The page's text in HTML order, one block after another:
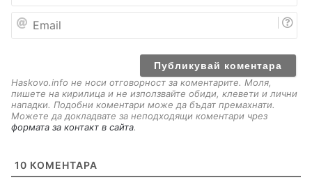
е
a
Haskovo.info не носи отговорност за коментарите. Моля,
пишете на кирилица и не използвайте обиди, клевети и лични
нападки. Подобни коментари може да бъдат премахнати.
Можете да докладвате за неподходящи коментари чрез
формата за контакт в сайта.
10 КОМЕНТАРА